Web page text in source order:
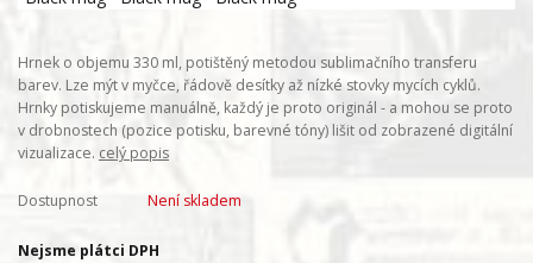
Hrnek o objemu 330 ml, potištěný metodou sublimačního transferu
barev. Lze mýt v myčce, řádově desítky až nízké stovky mycích cyklů.
Hrnky potiskujeme manuálně, každý je proto originál - a mohou se proto
v drobnostech (pozice potisku, barevné tóny) lišit od zobrazené digitální
vizualizace. celý popis
Dostupnost Není skladem
Nejsme plátci DPH